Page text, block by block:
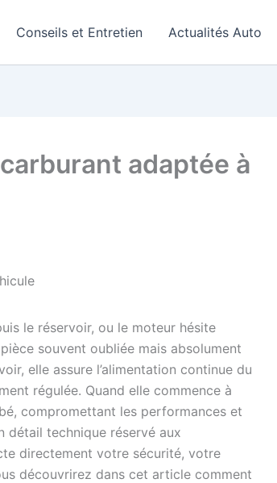
Conseils et Entretien Actualités Auto
adaptée à
le réservoir, ou le moteur hésite
souvent oubliée mais absolument
elle assure l’alimentation continue du
régulée. Quand elle commence à
compromettant les performances et
détail technique réservé aux
directement votre sécurité, votre
découvrirez dans cet article comment